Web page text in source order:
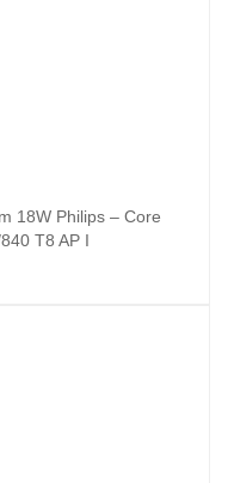
18W Philips – Core
T8 AP I